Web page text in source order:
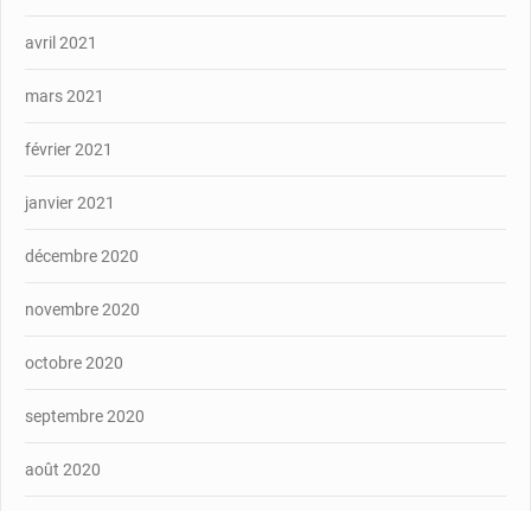
avril 2021
mars 2021
février 2021
janvier 2021
décembre 2020
novembre 2020
octobre 2020
septembre 2020
août 2020